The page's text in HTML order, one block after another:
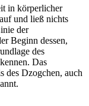
in körperlicher
und ließ nichts
der
Beginn dessen,
des
Das
des Dzogchen, auch